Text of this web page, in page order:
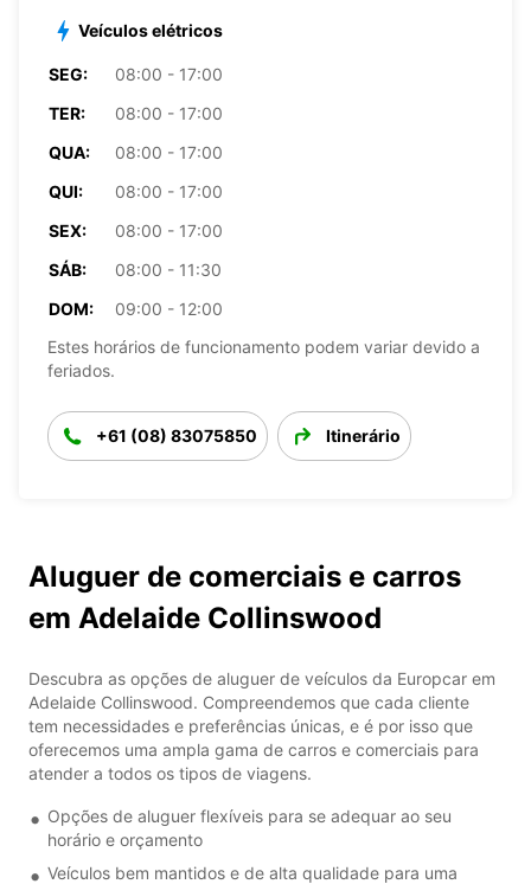
Veículos elétricos
SEG:
08:00 - 17:00
TER:
08:00 - 17:00
QUA:
08:00 - 17:00
QUI:
08:00 - 17:00
SEX:
08:00 - 17:00
SÁB:
08:00 - 11:30
DOM:
09:00 - 12:00
Estes horários de funcionamento podem variar devido a
feriados.
+61 (08) 83075850 Itinerário
Aluguer de comerciais e carros
em Adelaide Collinswood
Descubra as opções de aluguer de veículos da Europcar em
Adelaide Collinswood. Compreendemos que cada cliente
tem necessidades e preferências únicas, e é por isso que
oferecemos uma ampla gama de carros e comerciais para
atender a todos os tipos de viagens.
Opções de aluguer flexíveis para se adequar ao seu
horário e orçamento
Veículos bem mantidos e de alta qualidade para uma